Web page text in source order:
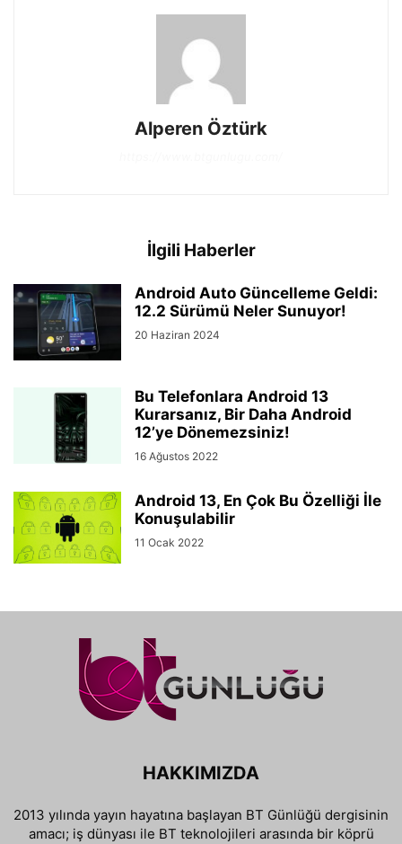
Alperen Öztürk
İlgili Haberler
Android Auto Güncelleme Geldi:
12.2 Sürümü Neler Sunuyor!
20 Haziran 2024
Bu Telefonlara Android 13
Kurarsanız, Bir Daha Android
12’ye Dönemezsiniz!
16 Ağustos 2022
Android 13, En Çok Bu Özelliği İle
Konuşulabilir
11 Ocak 2022
HAKKIMIZDA
2013 yılında yayın hayatına başlayan BT Günlüğü dergisinin
amacı; iş dünyası ile BT teknolojileri arasında bir köprü